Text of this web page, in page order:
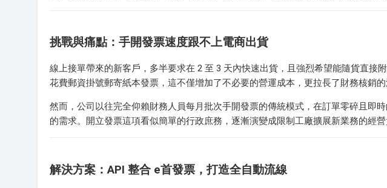
挑戰與痛點：手開發票速度跟不上電商出貨
線上接單帶來的新客戶，多半要求在 2 至 3 天內快速出貨，且強烈希望能隨貨直接
花費郵資掛號郵寄紙本發票，這不僅增加了不必要的營運成本，更拉長了財務核銷的
然而，公司以往完全仰賴財務人員每月批次手開發票的傳統模式，在訂單零碎且即
的需求。開立發票這項看似簡單的行政庶務，逐漸演變成限制工廠擴展新業務的經營
解決方案：API 整合 e首發票，打造全自動流線